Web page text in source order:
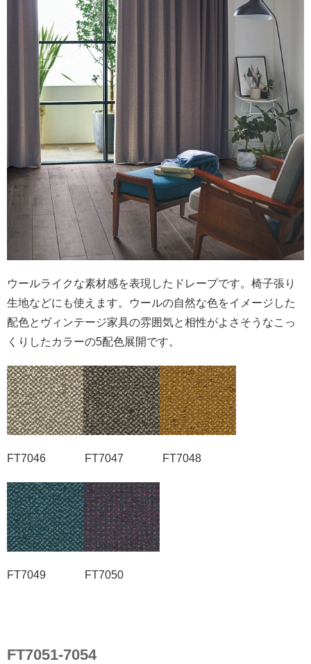
ウールライクな素材感を表現したドレープです。椅子張り
生地などにも使えます。ウールの自然な色をイメージした
配色とヴィンテージ家具の雰囲気と相性がよさそうなこっ
くりしたカラーの5配色展開です。
FT7046 FT7047 FT7048
FT7049 FT7050
FT7051-7054